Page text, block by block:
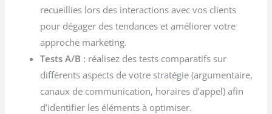
recueillies lors des interactions avec vos clients
pour dégager des tendances et améliorer votre
approche marketing.
Tests A/B : réalisez des tests comparatifs sur
différents aspects de votre stratégie (argumentaire,
canaux de communication, horaires d’appel) afin
d’identifier les éléments à optimiser.